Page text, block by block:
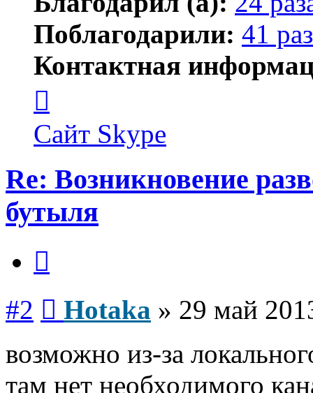
Поблагодарили: 41 раз
Контактная
пользователя
Hotaka
Сайт Skype
Re: Возникновение
бутыля
#2 Hotaka » 29 май
возможно из-за
там нет необходимого